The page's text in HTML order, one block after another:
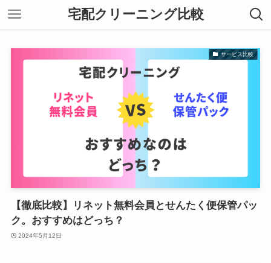
宅配クリーニング比較
サービス比較
【徹底比較】リネット無料会員とせんたく便保管パッ
ク。おすすめはどっち？
2024年5月12日